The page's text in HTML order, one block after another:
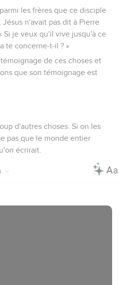
les frères que ce disciple
n'avait pas dit à Pierre
Si je veux qu'il vive jusqu'à ce
te concerne-t-il ? »
de ces choses et
que son témoignage est
d'autres choses. Si on les
pas que le monde entier
écrirait.